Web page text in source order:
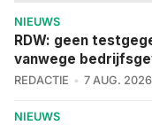
NIEUWS
RDW: geen
vanwege
REDACTIE 7 AUG. 2026
NIEUWS